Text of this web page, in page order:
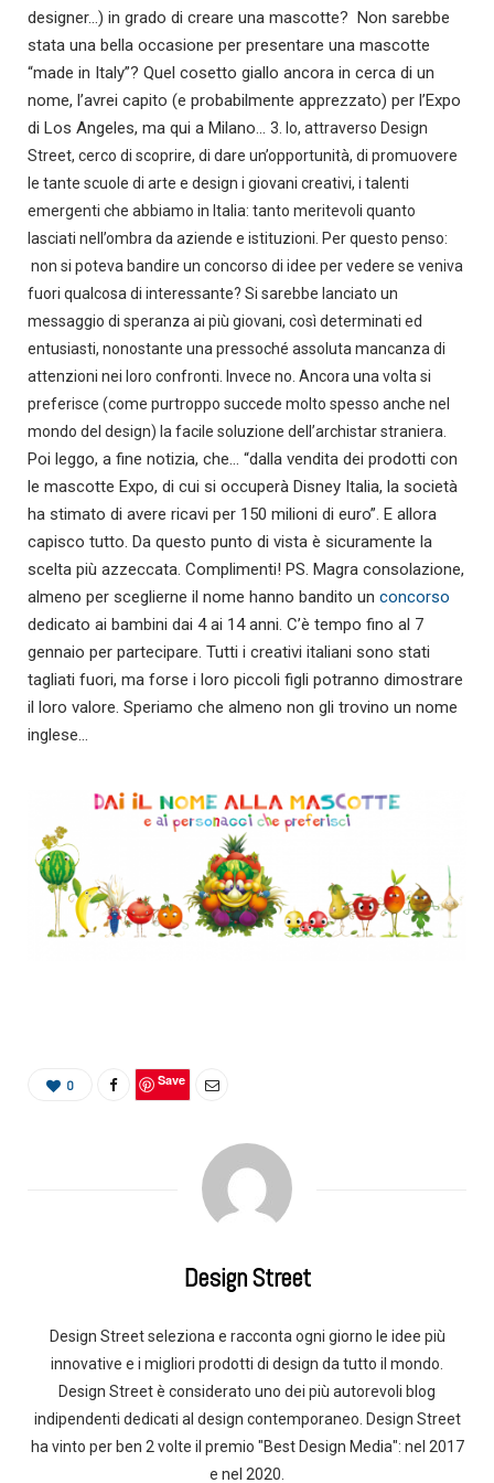
designer…) in grado di creare una mascotte? Non sarebbe
stata una bella occasione per presentare una mascotte
“made in Italy”? Quel cosetto giallo ancora in cerca di un
nome, l’avrei capito (e probabilmente apprezzato) per l’Expo
di Los Angeles, ma qui a Milano… 3. Io, attraverso Design
Street, cerco di scoprire, di dare un’opportunità, di promuovere
le tante scuole di arte e design i giovani creativi, i talenti
emergenti che abbiamo in Italia: tanto meritevoli quanto
lasciati nell’ombra da aziende e istituzioni. Per questo penso:
non si poteva bandire un concorso di idee per vedere se veniva
fuori qualcosa di interessante? Si sarebbe lanciato un
messaggio di speranza ai più giovani, così determinati ed
entusiasti, nonostante una pressoché assoluta mancanza di
attenzioni nei loro confronti. Invece no. Ancora una volta si
preferisce (come purtroppo succede molto spesso anche nel
mondo del design) la facile soluzione dell’archistar straniera.
Poi leggo, a fine notizia, che… “dalla vendita dei prodotti con
le mascotte Expo, di cui si occuperà Disney Italia, la società
ha stimato di avere ricavi per 150 milioni di euro”. E allora
capisco tutto. Da questo punto di vista è sicuramente la
scelta più azzeccata. Complimenti! PS. Magra consolazione,
almeno per sceglierne il nome hanno bandito un concorso
dedicato ai bambini dai 4 ai 14 anni. C’è tempo fino al 7
gennaio per partecipare. Tutti i creativi italiani sono stati
tagliati fuori, ma forse i loro piccoli figli potranno dimostrare
il loro valore. Speriamo che almeno non gli trovino un nome
inglese…
0 Save
Design Street
Design Street seleziona e racconta ogni giorno le idee più
innovative e i migliori prodotti di design da tutto il mondo.
Design Street è considerato uno dei più autorevoli blog
indipendenti dedicati al design contemporaneo. Design Street
ha vinto per ben 2 volte il premio "Best Design Media": nel 2017
e nel 2020.